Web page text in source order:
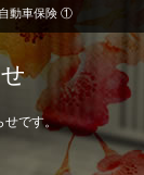
動車保険 ①
せです。